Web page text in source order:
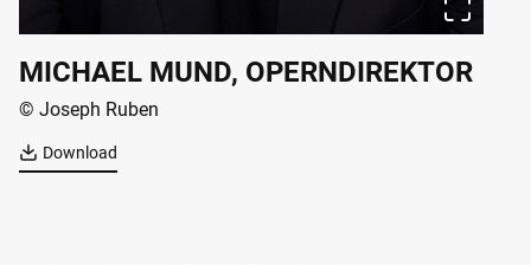
MICHAEL MUND, OPERNDIREKTOR
© Joseph Ruben
Download